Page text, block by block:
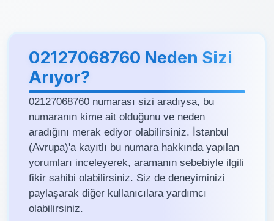
02127068760 Neden Sizi
Arıyor?
02127068760 numarası sizi aradıysa, bu
numaranın kime ait olduğunu ve neden
aradığını merak ediyor olabilirsiniz. İstanbul
(Avrupa)'a kayıtlı bu numara hakkında yapılan
yorumları inceleyerek, aramanın sebebiyle ilgili
fikir sahibi olabilirsiniz. Siz de deneyiminizi
paylaşarak diğer kullanıcılara yardımcı
olabilirsiniz.